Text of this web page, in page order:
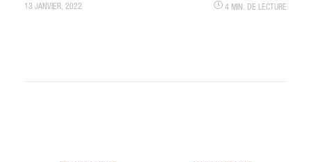
13 JANVIER, 2022 4 MIN. DE LECTURE